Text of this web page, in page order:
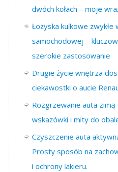
dwóch kołach – moje
Łożyska kulkowe zwykłe
samochodowej –
szerokie zastosowanie
Drugie życie wnętrza
ciekawostki o aucie
Rozgrzewanie auta zimą
wskazówki i mity do
Czyszczenie auta
Prosty sposób na
i ochrony lakieru.